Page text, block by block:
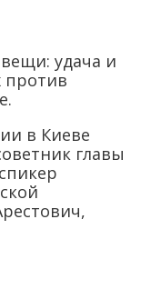
удача и
против
в Киеве
главы